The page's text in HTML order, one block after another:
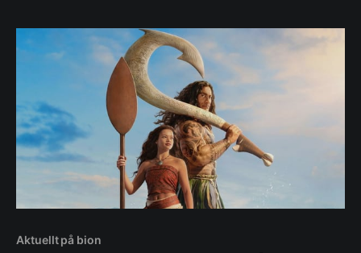
Maui på en oförglömlig resa för att återställa
välståndet
Aktuellt på bion